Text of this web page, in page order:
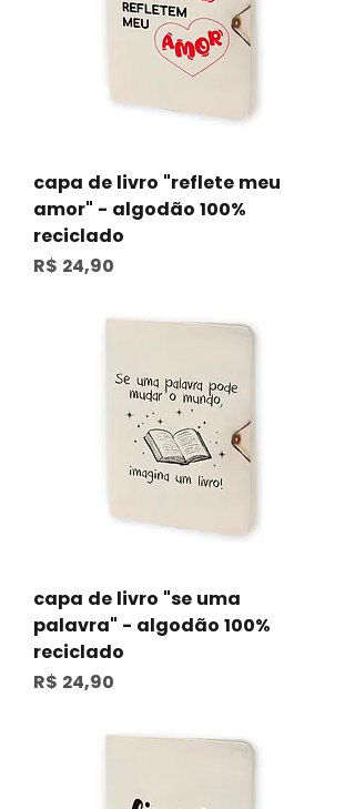
capa de livro "reflete meu
amor" - algodão 100%
reciclado
Preço
R$ 24,90
capa de livro "se uma
palavra" - algodão 100%
reciclado
Preço
R$ 24,90